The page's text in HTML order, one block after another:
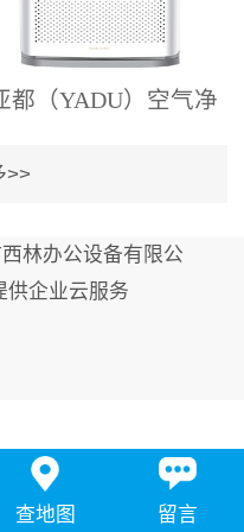
都（YADU）空气净
林办公设备有限公
供企业云服务
查地图 留言